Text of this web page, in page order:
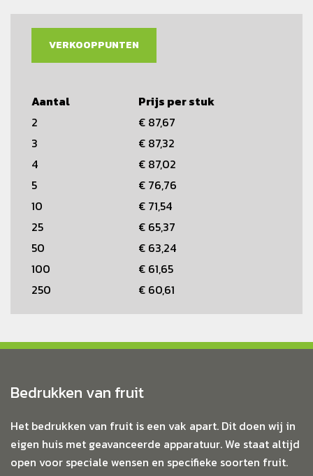
VERKOOPPUNTEN
Aantal
Prijs per stuk
2
€ 87,67
3
€ 87,32
4
€ 87,02
5
€ 76,76
10
€ 71,54
25
€ 65,37
50
€ 63,24
100
€ 61,65
250
€ 60,61
Bedrukken van fruit
Het bedrukken van fruit is een vak apart. Dit doen wij in
eigen huis met geavanceerde apparatuur. We staat altijd
open voor speciale wensen en specifieke soorten fruit.